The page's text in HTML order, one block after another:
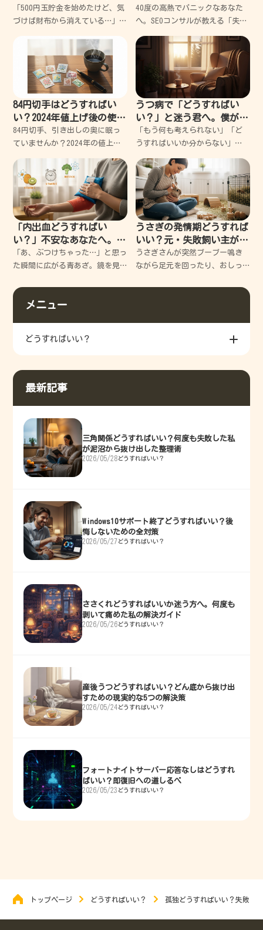
挫折だらけの私でも10万円
貯めた3つのコツ
「500円玉貯金を始めたけど、気
づけば財布から消えている…」そ
私も、過去に何度も挫折しては
「自分には根性がないんだ」と
落ち込んできた一人です。で
も、あるとき視点を変えただけ
り添う、失敗しない緊急対
処ガイド
40度の高熱でパニックなあなた
へ。SEOコンサルが教える「失敗
「40.0」という数字が出た瞬
間、頭が真っ白になって心臓が
バクバクしますよね。 私も過去
に一人暮らしで
84円切手はどうすればい
い？2024年値上げ後の使い
道を失敗から学ぶ解決ガイ
ド
84円切手、引き出しの奥に眠っ
ていませんか？2024年の値上げ
になりますよね。でも大丈夫、
私もかつて古い切手を使いそび
れて大失敗した経験があります
が、実は賢い使い道がたくさ
うつ病で「どうすればい
い？」と迷う君へ。僕が失
敗から学んだ心の休ませ方
「もう何も考えられない」「ど
うすればいいか分からない」
るあなたへ。今のあなたは、決
してダメな人間ではありませ
ん。ただ少し、心がガス欠を起
こしてしまっただけなんです。
僕も何度
「内出血どうすればい
い？」不安なあなたへ。す
ぐできる応急処置と早く治
すコツを徹底解説
「あ、ぶつけちゃった…」と思っ
た瞬間に広がる青あざ。鏡を見
るのか不安になりますよね。 で
も安心してください。今からお
うさぎの発情期どうすれば
いい？元・失敗飼い主が教
える、愛兎と穏やかに過ご
す3つの秘訣
うさぎさんが突然ブーブー鳴き
ながら足元を回ったり、おしっ
メニュー
どうすればいい？
最新記事
三角関係どうすればいい？何度も失敗した私
が泥沼から抜け出した整理術
2026/05/28どうすればいい？
Windows10サポート終了どうすればいい？後
悔しないための全対策
2026/05/27 どうすればいい？
ささくれどうすればいいか迷う方へ。何度も
剥いて痛めた私の解決ガイド
2026/05/26どうすればいい？
産後うつどうすればいい？どん底から抜け出
すための現実的な5つの解決策
2026/05/24どうすればいい？
フォートナイトサーバー応答なしはどうすれ
ばいい？即復旧への道しるべ
2026/05/23 どうすればいい？
トップページ どうすればいい？ 孤独どうすればいい？失敗か